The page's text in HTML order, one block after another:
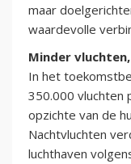
maar
waardevolle
Minder
In het
350.000 vluchten
opzichte van de
Nachtvluchten
luchthaven